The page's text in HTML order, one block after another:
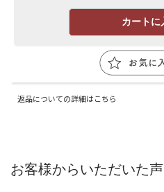
返品についての詳細はこちら
お客様からいただいた声